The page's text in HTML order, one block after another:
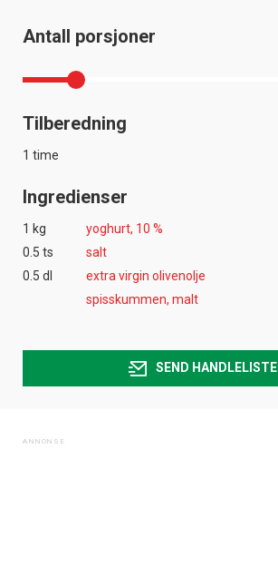
Antall porsjoner
Tilberedning
1 time
Ingredienser
1 kg
yoghurt, 10 %
0.5 ts
salt
0.5 dl
extra virgin olivenolje
spisskummen, malt
SEND HANDLELISTE